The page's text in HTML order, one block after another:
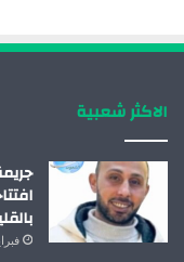
الاكثر شعبية
فبراير 25,